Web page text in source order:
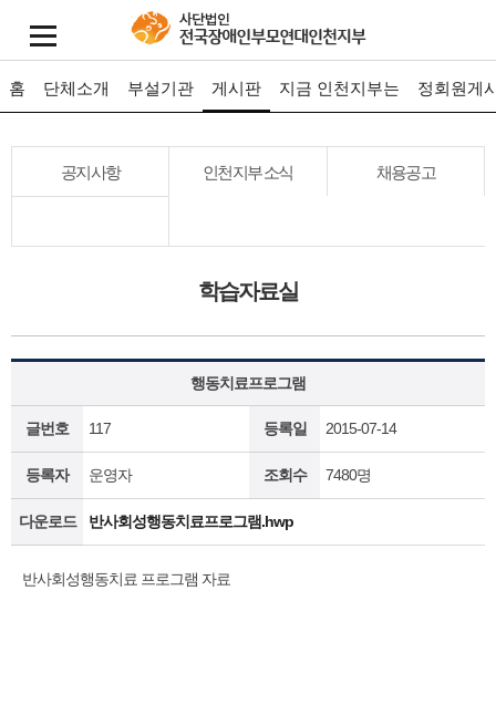
홈 단체소개 부설기관 게시판 지금 인천지부는 정회원게
공지사항 인천지부 소식 채용공고
학습자료실
행동치료프로그램
글번호 117 등록일 2015-07-14
등록자 운영자 조회수 7480명
다운로드 반사회성행동치료프로그램.hwp
반사회성행동치료 프로그램 자료